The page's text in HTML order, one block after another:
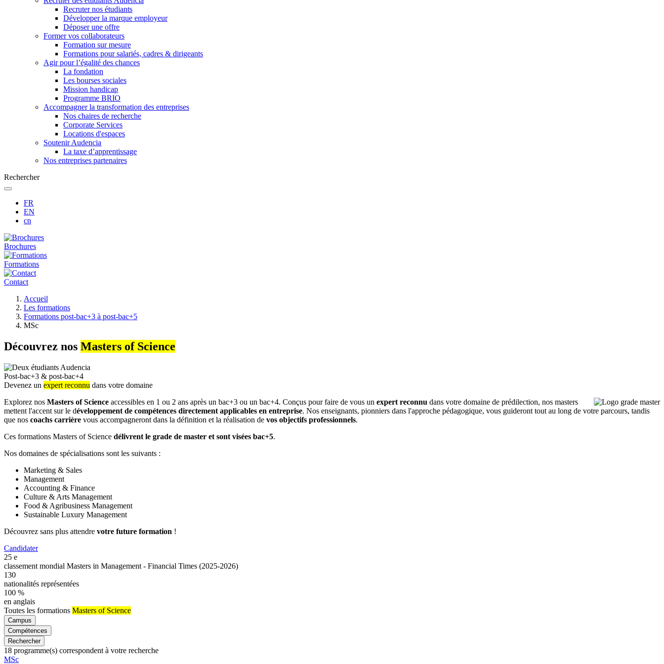
Recruter nos étudiants
Développer la marque employeur
Déposer une offre
Former vos collaborateurs
Formation sur mesure
Formations pour salariés, cadres & dirigeants
Agir pour l’égalité des chances
La fondation
Les bourses sociales
Mission handicap
Programme BRIO
Accompagner la transformation des entreprises
Nos chaires de recherche
Corporate Services
Locations d'espaces
Soutenir Audencia
La taxe d’apprentissage
Nos entreprises partenaires
Rechercher
FR
EN
cn
Brochures
Formations
Contact
d'Ariane
Accueil
Les formations
Formations post-bac+3 à post-bac+5
MSc
Découvrez nos Masters of Science
Post-bac+3 & post-bac+4
Devenez un expert reconnu dans votre domaine
Explorez nos Masters of Science accessibles en 1 ou 2 ans après un bac+3 ou un bac+4. Conçus pour faire de vous un expert reconnu dans votre domaine de prédilection, nos masters
mettent l'accent sur le développement de compétences directement applicables en entreprise. Nos enseignants, pionniers dans l'approche pédagogique, vous guideront tout au long de votre parcours, tandis
que nos coachs carrière vous accompagneront dans la définition et la réalisation de vos objectifs professionnels.
Ces formations Masters of Science délivrent le grade de master et sont visées bac+5.
Nos domaines de spécialisations sont les suivants :
Marketing & Sales
Management
Accounting & Finance
Culture & Arts Management
Food & Agribusiness Management
Sustainable Luxury Management
Découvrez sans plus attendre votre future formation !
Candidater
25 e
classement mondial Masters in Management - Financial Times (2025-2026)
130
nationalités représentées
100 %
en anglais
Toutes les formations Masters of Science
Campus
Compétences
Rechercher
18 programme(s) correspondent à votre recherche
Famille
MSc